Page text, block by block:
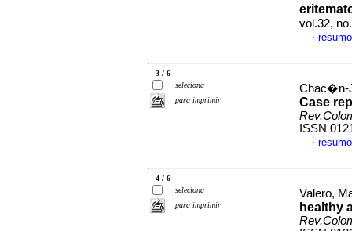
vol.32,
·
3 / 6
seleciona
para imprimir
Chac�n-
Case
ISSN
·
4 / 6
seleciona
para imprimir
Valero,
healthy